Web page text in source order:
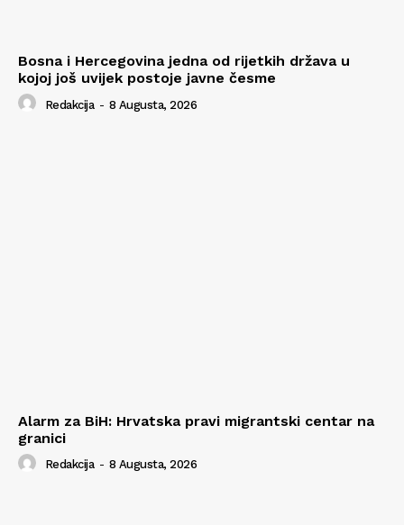
Bosna i Hercegovina jedna od rijetkih država u
kojoj još uvijek postoje javne česme
Redakcija - 8 Augusta, 2026
Alarm za BiH: Hrvatska pravi migrantski centar na
granici
Redakcija - 8 Augusta, 2026